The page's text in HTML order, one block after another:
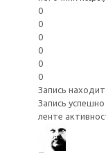
0
0
0
0
0
0
Запись
Запись
ленте